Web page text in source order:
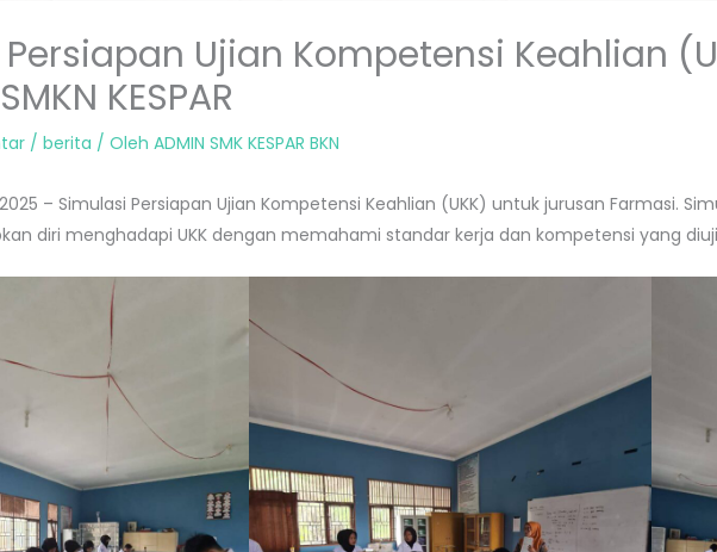
Ujian Kompetensi Keahlian
KESPAR
/berita / OlehADMIN SMK KESPAR BKN
– Simulasi Persiapan Ujian Kompetensi Keahlian (UKK) untuk jurusan Farmasi.
diri menghadapi UKK dengan memahami standar kerja dan kompetensi yang